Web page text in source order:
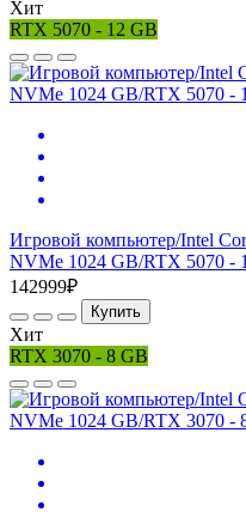
Хит
RTX 5070 - 12 GB
Игровой компьютер/Intel
NVMe 1024 GB/RTX 5070 -
142999₽
Купить
Хит
RTX 3070 - 8 GB